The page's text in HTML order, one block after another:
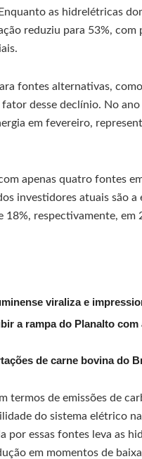
as hidrelétricas
reduziu para 53%,
fontes alternativas,
desse declínio. No
em fevereiro,
apenas quatro fontes
investidores atuais são a
18%, respectivamente, em
viraliza e
a rampa do Planalto
de carne bovina do
termos de emissões de
do sistema elétrico
por essas fontes leva as
em momentos de